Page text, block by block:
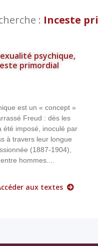
: Inceste
psychique,
primordial
est un « concept »
Freud : dès les
été imposé, inoculé par
à travers leur longue
(1887-1904),
hommes....
aux textes